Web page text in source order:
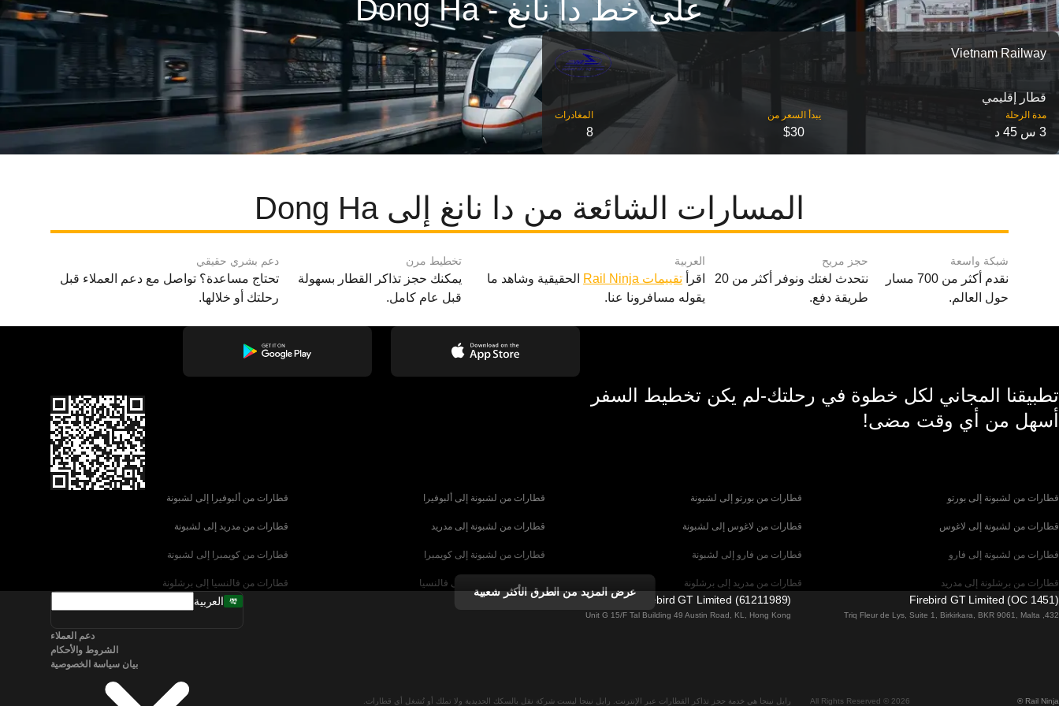
على خط دا نانغ - Dong Ha
Vietnam Railway
قطار إقليمي
مدة الرحلة
3 س 45 د
‎يبدأ السعر من
$30
8
المسارات الشائعة من دا نانغ إلى Dong Ha
شبكة واسعة
نقدم أكثر من 700 مسار
حول العالم.
حجز مريح
نتحدث لغتك ونوفر أكثر من 20
طريقة دفع.
العربية
اقرأ تقييمات Rail Ninja
الحقيقية وشاهد ما
يقوله مسافرونا عنا.
تخطيط مرن
يمكنك حجز تذاكر القطار بسهولة
قبل عام كامل.
دعم بشري حقيقي
تحتاج مساعدة؟ تواصل مع دعم العملاء قبل
رحلتك أو خلالها.
تطبيقنا المجاني لكل خطوة في رحلتك-لم يكن تخطيط السفر
أسهل من أي وقت مضى!
قطارات من لشبونة إلى بورتو قطارات من بورتو إلى لشبونة قطارات من لشبونة إلى ألبوفيرا قطارات من ألبوفيرا إلى لشبونة
قطارات من لشبونة إلى لاغوس قطارات من لاغوس إلى لشبونة قطارات من لشبونة إلى مدريد قطارات من مدريد إلى لشبونة
قطارات من لشبونة إلى فارو قطارات من فارو إلى لشبونة قطارات من لشبونة إلى كويمبرا قطارات من كويمبرا إلى لشبونة
قطارات من برشلونة إلى مدريد قطارات من مدريد إلى برشلونة قطارات من برشلونة إلى فالنسيا قطارات من فالنسيا إلى برشلونة
قطارات من باريس إلى برشلونة قطارات من برشلونة إلى إشبيلية قطارات من إشبيلية إلى برشلونة
قطارات من ميلان إلى زيورخ قطارات من زيورخ إلى ميلان قطارات من فيينا إلى سالزبورغ قطارات من سالزبورغ إلى فيينا
عرض المزيد من الطرق الأكثر شعبية
Firebird GT Limited (OC 1451)
432, Triq Fleur de Lys, Suite 1, Birkirkara, BKR 9061, Malta
Firebird GT Limited (61211989)
Unit G 15/F Tal Building 49 Austin Road, KL, Hong Kong
Rail Ninja ®
All Rights Reserved © 2026 رايل نينجا هي خدمة حجز تذاكر القطارات عبر الإنترنت. رايل نينجا ليست شركة نقل بالسكك الحديدية ولا تملك أو تُشغل أي قطارات.
العربية
دعم العملاء
الشروط والأحكام
بيان سياسة الخصوصية